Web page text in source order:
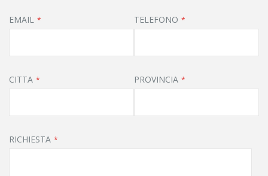
EMAIL TELEFONO
CITTA PROVINCIA
RICHIESTA